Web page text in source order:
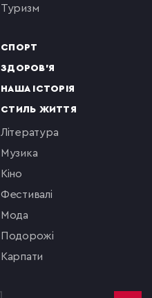
туризм
СПОРТ
ЗДОРОВ'Я
НАША ІСТОРІЯ
СТИЛЬ ЖИТТЯ
література
музика
кіно
фестивалі
мода
подорожі
Карпати